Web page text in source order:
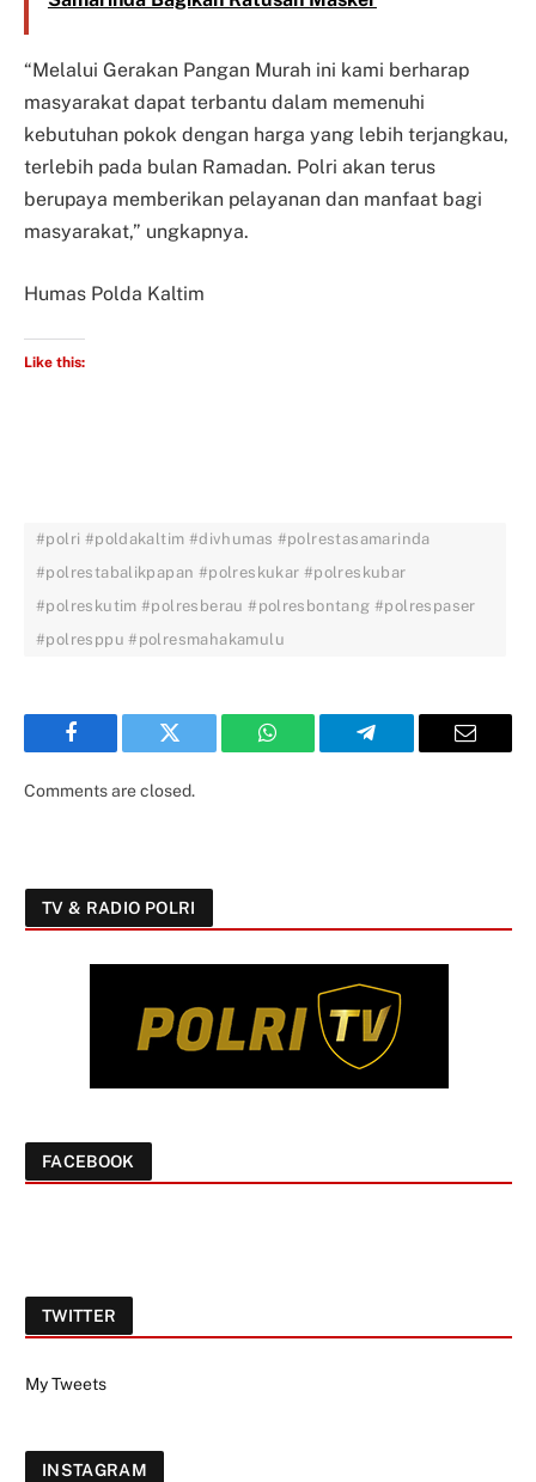
“Melalui Gerakan Pangan Murah ini kami berharap
masyarakat dapat terbantu dalam memenuhi
kebutuhan pokok dengan harga yang lebih terjangkau,
terlebih pada bulan Ramadan. Polri akan terus
berupaya memberikan pelayanan dan manfaat bagi
masyarakat,” ungkapnya.
Humas Polda Kaltim
Like this:
#polri #poldakaltim #divhumas #polrestasamarinda
#polrestabalikpapan #polreskukar #polreskubar
#polreskutim #polresberau #polresbontang #polrespaser
#polresppu #polresmahakamulu
Facebook Twitter WhatsApp Telegram Email
Comments are closed.
TV & RADIO POLRI
FACEBOOK
TWITTER
My Tweets
INSTAGRAM